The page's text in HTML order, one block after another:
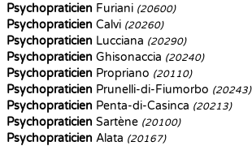
Psychopraticien Furiani (20600)
Psychopraticien Calvi (20260)
Psychopraticien Lucciana (20290)
Psychopraticien Ghisonaccia (20240)
Psychopraticien Propriano (20110)
Psychopraticien Prunelli-di-Fiumorbo (20243)
Psychopraticien Penta-di-Casinca (20213)
Psychopraticien Sartène (20100)
Psychopraticien Alata (20167)